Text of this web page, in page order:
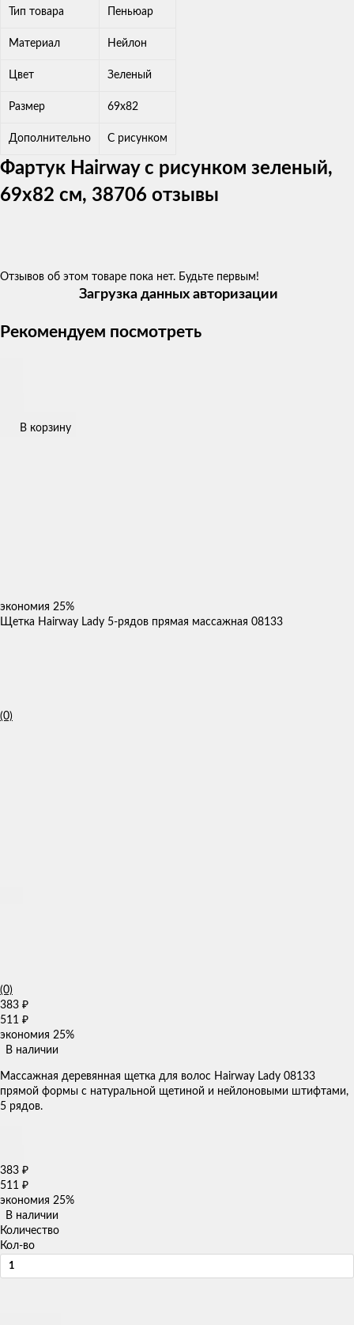
Тип товара Пеньюар
Материал Нейлон
Цвет Зеленый
Размер 69x82
Дополнительно С рисунком
Фартук Hairway с рисунком зеленый,
69x82 см, 38706 отзывы
Отзывов об этом товаре пока нет. Будьте первым!
Загрузка данных авторизации
Рекомендуем посмотреть
В корзину
экономия 25%
Щетка Hairway Lady 5-рядов прямая массажная 08133
(0)
(0)
383 ₽
511 ₽
экономия 25%
В наличии
Массажная деревянная щетка для волос Hairway Lady 08133
прямой формы с натуральной щетиной и нейлоновыми штифтами,
5 рядов.
383 ₽
511 ₽
экономия 25%
В наличии
Количество
Кол-во